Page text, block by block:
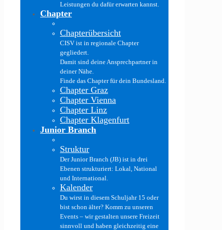
Leistungen du dafür erwarten kannst.
Chapter
Chapterübersicht
CISV ist in regionale Chapter
gegliedert.
Damit sind deine Ansprechpartner in
deiner Nähe.
Finde das Chapter für dein Bundesland.
Chapter Graz
Chapter Vienna
Chapter Linz
Chapter Klagenfurt
Junior Branch
Struktur
Der Junior Branch (JB) ist in drei
Ebenen strukturiert: Lokal, National
und International.
Kalender
Du wirst in diesem Schuljahr 15 oder
bist schon älter? Komm zu unseren
Events – wir gestalten unsere Freizeit
sinnvoll und haben gleichzeitig eine